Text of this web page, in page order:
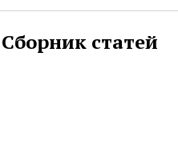
статей